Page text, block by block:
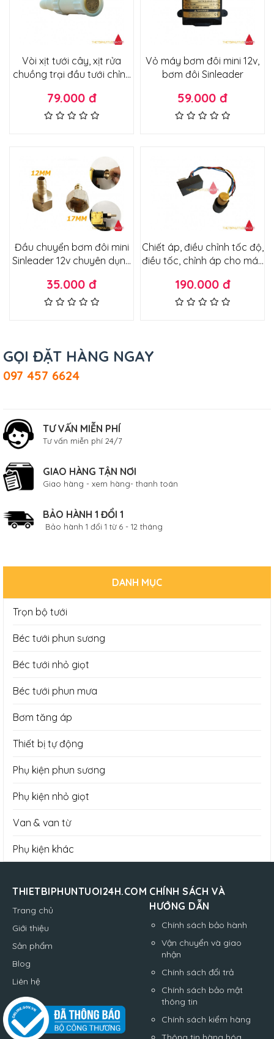
Vòi xịt tưới cây, xịt rửa
chuồng trại đầu tưới chỉnh
79.000 đ
Vỏ máy bơm đôi mini 12v,
bơm đôi Sinleader
59.000 đ
Đầu chuyển bơm đôi mini
Sinleader 12v chuyên dụng
trong 17mm ra 12mm bằng
đồng
35.000 đ
Chiết áp, điều chỉnh tốc độ,
điều tốc, chỉnh áp cho máy
dụng cho bơm đôi - có bảo
hành
190.000 đ
GỌI ĐẶT HÀNG NGAY
097 457 6624
TƯ VẤN MIỄN PHÍ
Tư vấn miễn phí 24/7
GIAO HÀNG TẬN NƠI
Giao hàng - xem hàng- thanh toán
BẢO HÀNH 1 ĐỔI 1
Bảo hành 1 đổi 1 từ 6 - 12 tháng
DANH MỤC
Trọn bộ tưới
Béc tưới phun sương
Béc tưới nhỏ giọt
Béc tưới phun mưa
Bơm tăng áp
Thiết bị tự động
Phụ kiện phun sương
Phụ kiện nhỏ giọt
Van & van từ
Phụ kiện khác
THIETBIPHUNTUOI24H.COM
Trang chủ
Giới thiệu
Sản phẩm
Blog
Liên hệ
CHÍNH SÁCH VÀ
HƯỚNG DẪN
Chính sách bảo hành
Vận chuyển và giao
nhận
Chính sách đổi trả
Chính sách bảo mật
thông tin
Chính sách kiểm hàng